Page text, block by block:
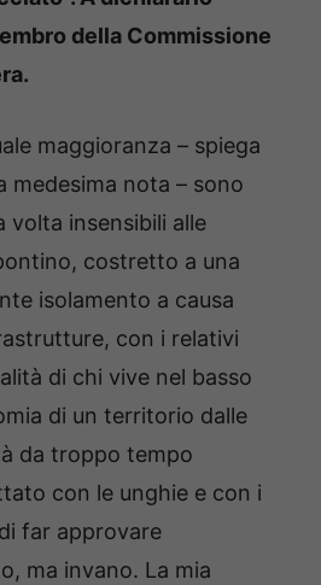
della Commissione
maggioranza – spiega
medesima nota – sono
volta insensibili alle
costretto a una
isolamento a causa
con i relativi
di chi vive nel basso
di un territorio dalle
da troppo tempo
con le unghie e con i
far approvare
ma invano. La mia